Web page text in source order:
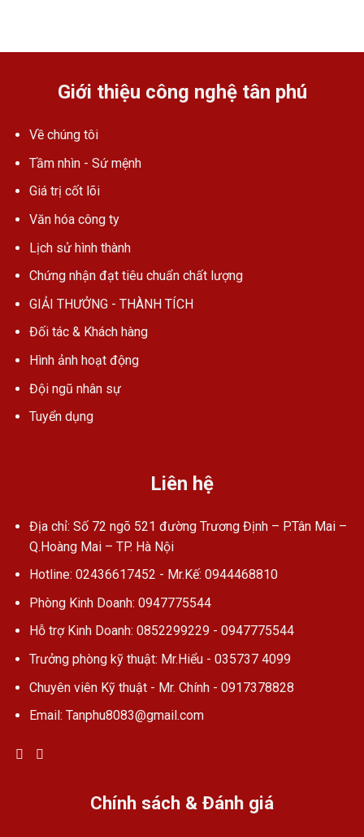
Giới thiệu công nghệ tân phú
Về chúng tôi
Tầm nhìn - Sứ mệnh
Giá trị cốt lõi
Văn hóa công ty
Lịch sử hình thành
Chứng nhận đạt tiêu chuẩn chất lượng
GIẢI THƯỞNG - THÀNH TÍCH
Đối tác & Khách hàng
Hình ảnh hoạt động
Đội ngũ nhân sự
Tuyển dụng
Liên hệ
Địa chỉ: Số 72 ngõ 521 đường Trương Định – P.Tân Mai –
Q.Hoàng Mai – TP. Hà Nội
Hotline: 02436617452 - Mr.Kế: 0944468810
Phòng Kinh Doanh: 0947775544
Hỗ trợ Kinh Doanh: 0852299229 - 0947775544
Trưởng phòng kỹ thuật: Mr.Hiểu - 035737 4099
Chuyên viên Kỹ thuật - Mr. Chính - 0917378828
Email: Tanphu8083@gmail.com
Chính sách & Đánh giá